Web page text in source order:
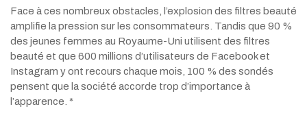
Face à ces nombreux obstacles, l’explosion des filtres beauté
amplifie la pression sur les consommateurs. Tandis que 90 %
des jeunes femmes au Royaume-Uni utilisent des filtres
beauté et que 600 millions d’utilisateurs de Facebook et
Instagram y ont recours chaque mois, 100 % des sondés
pensent que la société accorde trop d’importance à
l’apparence. *